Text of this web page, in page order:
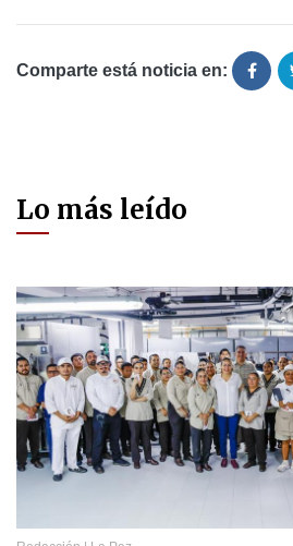
Comparte está noticia en:
Lo más leído